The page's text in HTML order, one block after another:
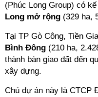
(Phúc Long Group) có
Long mở rộng (329 ha,
Tại TP Gò Công, Tiền
Bình Đông (210 ha,
thành bàn giao đất đến
xây dựng.
Chủ dự án này là CTCP